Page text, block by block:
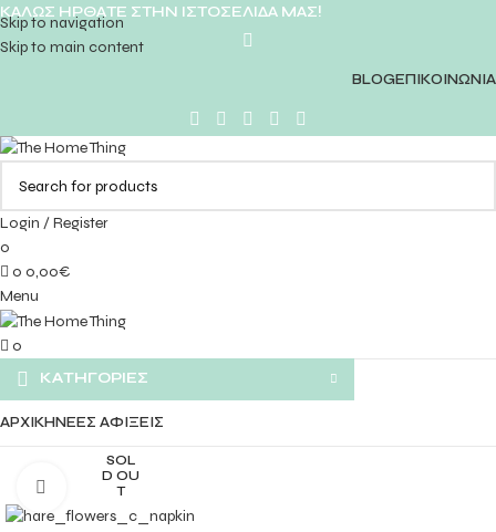
Skip to navigation
Skip to main content
ΚΑΛΩΣ ΗΡΘΑΤΕ ΣΤΗΝ ΙΣΤΟΣΕΛΙΔΑ ΜΑΣ!
BLOGΕΠΙΚΟΙΝΩΝΙΑ
Login / Register
0
0 0,00€
Menu
0
ΚΑΤΗΓΟΡΙΕΣ
ΑΡΧΙΚΗΝΕΕΣ ΑΦΙΞΕΙΣ
SOL
D OU
T
Click to enlarge